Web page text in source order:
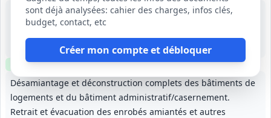
sont déjà analysées: cahier des charges, infos clés,
budget, contact, etc
Créer mon compte et débloquer
Désamiantage et déconstruction complets des bâtiments de
logements et du bâtiment administratif/casernement.
Retrait et évacuation des enrobés amiantés et autres
18 août 2026
Livet-et-Gavet (38)
4 mois (préparation 1 mois incluse)
Clause environnementale Clause sociale Visiteoptionnelle